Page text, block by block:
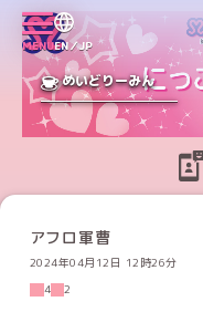
MENUEN／JP
めいどりーみん
アフロ軍曹
2024年04月12日 12時26分
4
2